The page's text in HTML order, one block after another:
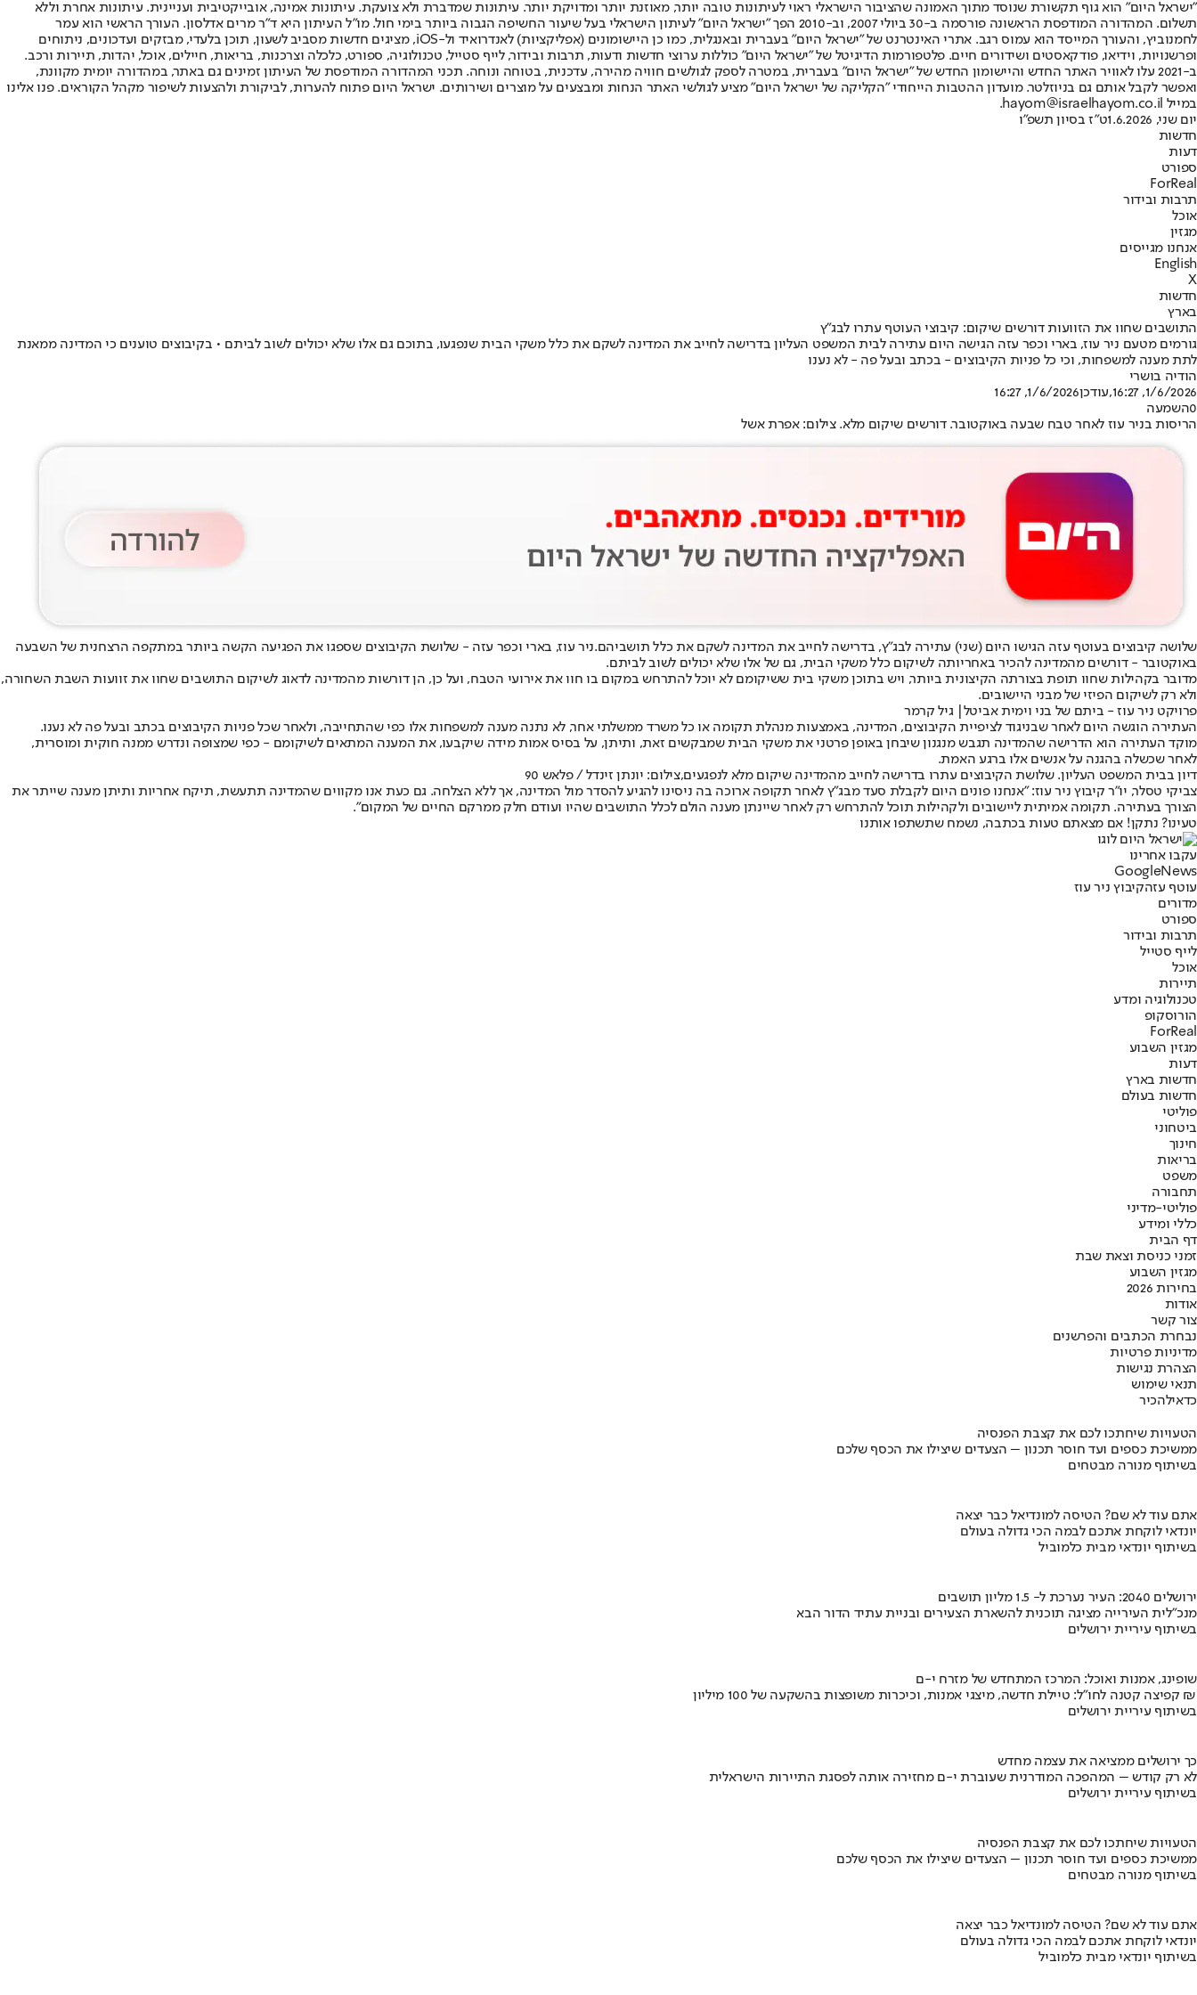
"ישראל היום" הוא גוף תקשורת שנוסד מתוך האמונה שהציבור הישראלי ראוי לעיתונות טובה יותר, מאוזנת יותר ומדויקת יותר. עיתונות שמדברת ולא צועקת. עיתונות אמינה, אובייקטיבית ועניינית. עיתונות אחרת וללא
תשלום. המהדורה המודפסת הראשונה פורסמה ב-30 ביולי 2007, וב-2010 הפך "ישראל היום" לעיתון הישראלי בעל שיעור החשיפה הגבוה ביותר בימי חול. מו"ל העיתון היא ד"ר מרים אדלסון. העורך הראשי הוא עמר
לחמנוביץ, והעורך המייסד הוא עמוס רגב. אתרי האינטרנט של "ישראל היום" בעברית ובאנגלית, כמו כן היישומונים (אפליקציות) לאנדרואיד ול-iOS, מציגים חדשות מסביב לשעון, תוכן בלעדי, מבזקים ועדכונים, ניתוחים
ופרשנויות, וידיאו, פודקאסטים ושידורים חיים. פלטפורמות הדיגיטל של "ישראל היום" כוללות ערוצי חדשות ודעות, תרבות ובידור, לייף סטייל, טכנולוגיה, ספורט, כלכלה וצרכנות, בריאות, חיילים, אוכל, יהדות, תיירות ורכב.
ב-2021 עלו לאוויר האתר החדש והיישומון החדש של "ישראל היום" בעברית, במטרה לספק לגולשים חוויה מהירה, עדכנית, בטוחה ונוחה. תכני המהדורה המודפסת של העיתון זמינים גם באתר, במהדורה יומית מקוונת,
ואפשר לקבל אותם גם בניוזלטר. מועדון ההטבות הייחודי "הקליקה של ישראל היום" מציע לגולשי האתר הנחות ומבצעים על מוצרים ושירותים. ישראל היום פתוח להערות, לביקורת ולהצעות לשיפור מקהל הקוראים. פנו אלינו
במייל hayom@israelhayom.co.il.
יום שני, 1.6.2026
ט"ז בסיון תשפ"ו
חדשות
דעות
ספורט
ForReal
תרבות ובידור
אוכל
מגזין
אנחנו מגייסים
English
X
חדשות
בארץ
התושבים שחוו את הזוועות דורשים שיקום: קיבוצי העוטף עתרו לבג"ץ
גורמים מטעם ניר עוז, בארי וכפר עזה הגישה היום עתירה לבית המשפט העליון בדרישה לחייב את המדינה לשקם את כלל משקי הבית שנפגעו, בתוכם גם אלו שלא יכולים לשוב לביתם • בקיבוצים טוענים כי המדינה ממאנת
לתת מענה למשפחות, וכי כל פניות הקיבוצים - בכתב ובעל פה - לא נענו
הודיה בושרי
1/6/2026, 16:27
,עודכן1/6/2026, 16:27
0השמעה
הריסות בניר עוז לאחר טבח שבעה באוקטובר. דורשים שיקום מלא. צילום: אפרת אשל
שלושה קיבוצים בעוטף עזה הגישו היום (שני) עתירה לבג״ץ, בדרישה לחייב את המדינה לשקם את כלל תושביהם.ניר עוז, בארי וכפר עזה - שלושת הקיבוצים שספגו את הפגיעה הקשה ביותר במתקפה הרצחנית של השבעה
באוקטובר - דורשים מהמדינה להכיר באחריותה לשיקום כלל משקי הבית, גם של אלו שלא יכולים לשוב לביתם.
מדובר בקהילות שחוו תופת בצורתה הקיצונית ביותר, ויש בתוכן משקי בית ששיקומם לא יוכל להתרחש במקום בו חוו את אירועי הטבח, ועל כן, הן דורשות מהמדינה לדאוג לשיקום התושבים שחוו את זוועות השבת השחורה,
ולא רק לשיקום הפיזי של מבני היישובים.
פרויקט ניר עוז - ביתם של בני וימית אביטל| גיל קרמר
העתירה הוגשה היום לאחר שבניגוד לציפיית הקיבוצים, המדינה, באמצעות מנהלת תקומה או כל משרד ממשלתי אחר, לא נתנה מענה למשפחות אלו כפי שהתחייבה, ולאחר שכל פניות הקיבוצים בכתב ובעל פה לא נענו.
מוקד העתירה הוא הדרישה שהמדינה תגבש מנגנון שיבחן באופן פרטני את משקי הבית שמבקשים זאת, ותיתן, על בסיס אמות מידה שיקבעו, את המענה המתאים לשיקומם - כפי שמצופה ונדרש ממנה חוקית ומוסרית,
לאחר שכשלה בהגנה על אנשים אלו ברגע האמת.
דיון בבית המשפט העליון. שלושת הקיבוצים עתרו בדרישה לחייב מהמדינה שיקום מלא לנפגעים,צילום: יונתן זינדל / פלאש 90
צביקי טסלר, יו״ר קיבוץ ניר עוז: ״אנחנו פונים היום לקבלת סעד מבג״ץ לאחר תקופה ארוכה בה ניסינו להגיע להסדר מול המדינה, אך ללא הצלחה. גם כעת אנו מקווים שהמדינה תתעשת, תיקח אחריות ותיתן מענה שייתר את
הצורך בעתירה. תקומה אמיתית ליישובים ולקהילות תוכל להתרחש רק לאחר שיינתן מענה הולם לכלל התושבים שהיו ועודם חלק ממרקם החיים של המקום״.
טעינו? נתקן! אם מצאתם טעות בכתבה, נשמח שתשתפו אותנו
עקבו אחרינו
Googl eNews
עוטף עזהקיבוץ ניר עוז
מדורים
ספורט
תרבות ובידור
לייף סטייל
אוכל
תיירות
טכנולוגיה ומדע
הורוסקופ
ForReal
מגזין השבוע
דעות
חדשות בארץ
חדשות בעולם
פוליטי
ביטחוני
חינוך
בריאות
משפט
תחבורה
פוליטי-מדיני
כללי ומידע
דף הבית
זמני כניסת וצאת שבת
מגזין השבוע
בחירות 2026
אודות
צור קשר
נבחרת הכתבים והפרשנים
מדיניות פרטיות
הצהרת נגישות
תנאי שימוש
כדאילהכיר
הטעויות שיחתכו לכם את קצבת הפנסיה
ממשיכת כספים ועד חוסר תכנון – הצעדים שיצילו את הכסף שלכם
בשיתוף מנורה מבטחים
אתם עוד לא שם? הטיסה למונדיאל כבר יצאה
יונדאי לוקחת אתכם לבמה הכי גדולה בעולם
בשיתוף יונדאי מבית כלמוביל
ירושלים 2040: העיר נערכת ל- 1.5 מליון תושבים
מנכ"לית העירייה מציגה תוכנית להשארת הצעירים ובניית עתיד הדור הבא
בשיתוף עיריית ירושלים
שופינג, אמנות ואוכל: המרכז המתחדש של מזרח י-ם
קפיצה קטנה לחו"ל: טיילת חדשה, מיצגי אמנות, וכיכרות משופצות בהשקעה של 100 מיליון ₪
בשיתוף עיריית ירושלים
כך ירושלים ממציאה את עצמה מחדש
לא רק קודש – המהפכה המודרנית שעוברת י-ם מחזירה אותה לפסגת התיירות הישראלית
בשיתוף עיריית ירושלים
הטעויות שיחתכו לכם את קצבת הפנסיה
ממשיכת כספים ועד חוסר תכנון – הצעדים שיצילו את הכסף שלכם
בשיתוף מנורה מבטחים
אתם עוד לא שם? הטיסה למונדיאל כבר יצאה
יונדאי לוקחת אתכם לבמה הכי גדולה בעולם
בשיתוף יונדאי מבית כלמוביל